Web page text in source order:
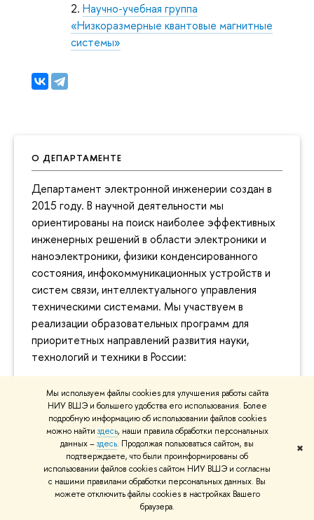
Мы используем файлы cookies для улучшения работы сайта
НИУ ВШЭ и большего удобства его использования. Более
подробную информацию об использовании файлов cookies
можно найти здесь, наши правила обработки персональных
данных –здесь. Продолжая пользоваться сайтом, вы
подтверждаете, что были проинформированы об
использовании файлов cookies сайтом НИУ ВШЭ и согласны
с нашими правилами обработки персональных данных. Вы
можете отключить файлы cookies в настройках Вашего
браузера.
✖
О ДЕПАРТАМЕНТЕ
Департамент электронной инженерии создан в
2015 году. В научной деятельности мы
ориентированы на поиск наиболее эффективных
инженерных решений в области электроники и
наноэлектроники, физики конденсированного
состояния, инфокоммуникационных устройств и
систем связи, интеллектуального управления
техническими системами. Мы участвуем в
реализации образовательных программ для
приоритетных направлений развития науки,
технологий и техники в России:
телекоммуникации»(бакалавриат).
«Прикладная электроника и фотоника»,
«Интернет вещей и киберфизические
системы», «Аппаратно-программные
комплексы искусственного
интеллекта», «Цифровой инжиниринг в
телекоммуникациях», «Технологии
Научно-учебная группа
«Низкоразмерные квантовые магнитные
системы»